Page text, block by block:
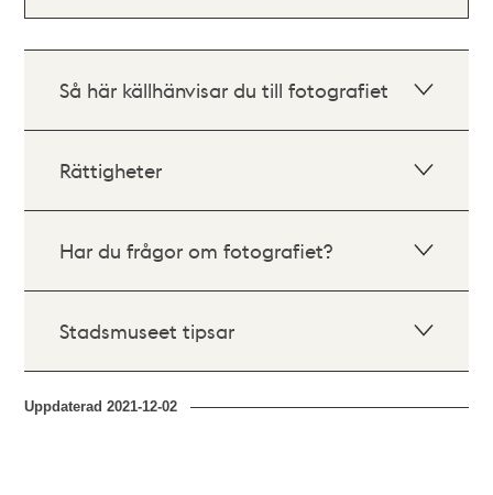
Så här källhänvisar du till fotografiet
Rättigheter
Har du frågor om fotografiet?
Stadsmuseet tipsar
Uppdaterad2021-12-02